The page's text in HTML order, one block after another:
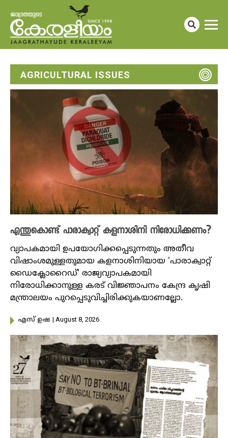
AGRICULTURAL ISSUES
എന്തുകൊണ്ട് പാരാക്വാറ്റ് കളനാശിനി നിരോധിക്കണം?
വ്യാപകമായി ഉപയോഗിക്കപ്പെടുന്നതും അതീവ
വിഷാംശമുള്ളതുമായ കളനാശിനിയായ 'പാരാക്വാറ്റ്
ഡൈക്ലോറൈഡ്' രാജ്യവ്യാപകമായി
നിരോധിക്കാനുള്ള കരട് വിജ്ഞാപനം കേന്ദ്ര കൃഷി
മന്ത്രാലയം പുറപ്പെടുവിച്ചിരിക്കുകയാണല്ലോ.
എസ് ഉഷ | August 8, 2026